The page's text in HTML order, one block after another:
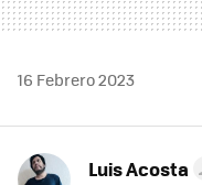
16 Febrero 2023
Luis Acosta